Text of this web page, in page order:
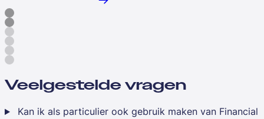
Veelgestelde vragen
Kan ik als particulier ook gebruik maken van Financial